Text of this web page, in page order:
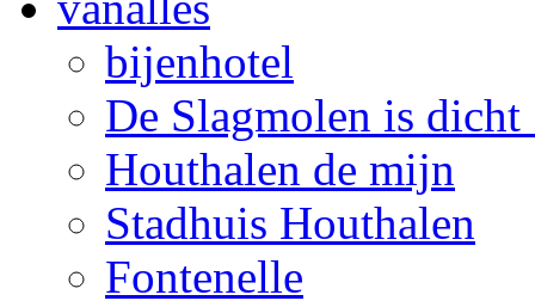
bijenhotel
De Slagmolen is
Houthalen de mijn
Stadhuis Houthalen
Fontenelle